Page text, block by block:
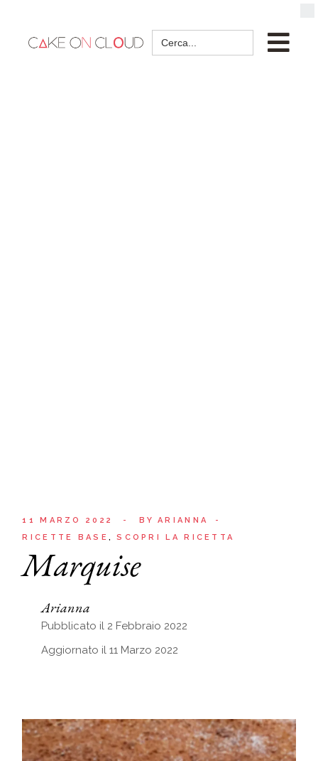
Search
for:
11 MARZO 2022 BY
ARIANNA
RICETTE BASE
SCOPRI LA RICETTA
Marquise
Arianna
Pubblicato il 2 Febbraio 2022
Aggiornato il 11 Marzo 2022